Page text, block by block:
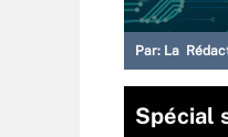
Par: La
Spécial